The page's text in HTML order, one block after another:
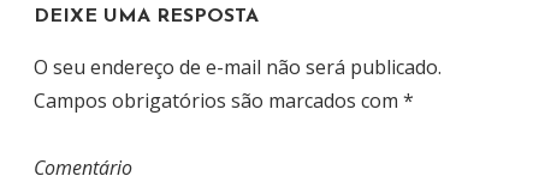
P
O
S
DEIXE UMA RESPOSTA
O seu endereço de e-mail não será publicado.
Campos obrigatórios são marcados com *
Comentário